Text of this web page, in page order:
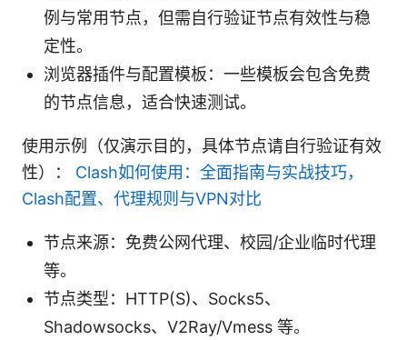
例与常用节点，但需自行验证节点有效性与稳
定性。
浏览器插件与配置模板：一些模板会包含免费
的节点信息，适合快速测试。
使用示例（仅演示目的，具体节点请自行验证有效
性）： Clash如何使用：全面指南与实战技巧，
Clash配置、代理规则与VPN对比
节点来源：免费公网代理、校园/企业临时代理
等。
节点类型：HTTP(S)、Socks5、
Shadowsocks、V2Ray/Vmess 等。